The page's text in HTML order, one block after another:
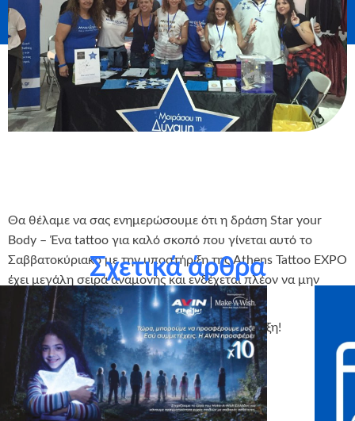
Θα θέλαμε να σας ενημερώσουμε ότι η δράση Star your
Body – Ένα tattoo για καλό σκοπό που γίνεται αυτό το
Σαββατοκύριακο με την υποστήριξη της Athens Tattoo EXPO
έχει μεγάλη σειρά αναμονής και ενδέχεται πλέον να μην
μπορέσετε να εξυπηρετηθείτε.
Σας ευχαριστούμε πολύ που για την υποστήριξη!
Σχετικά άρθρα